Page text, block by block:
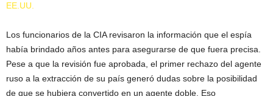
EE.UU.
Los funcionarios de la CIA revisaron la información que el espía
había brindado años antes para asegurarse de que fuera precisa.
Pese a que la revisión fue aprobada, el primer rechazo del agente
ruso a la extracción de su país generó dudas sobre la posibilidad
de que se hubiera convertido en un agente doble. Eso